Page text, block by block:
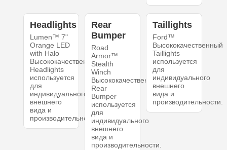
Headlights
Lumen™ 7"
Orange LED
with Halo
Высококачественный
Headlights
используется
для
индивидуального
внешнего
вида и
производительности.
Rear
Bumper
Road
Armor™
Stealth
Winch
Высококачественный
Rear
Bumper
используется
для
индивидуального
внешнего
вида и
производительности.
Taillights
Ford™
Высококачественный
Taillights
используется
для
индивидуального
внешнего
вида и
производительности.